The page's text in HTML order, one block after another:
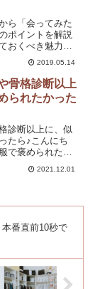
ら「会ってみた
ポイントを解説
おくべき魅力的
紹介し、成功す
2019.05.14
骨格診断以上
られたかった
診断以上に、似
たら♪こんにち
で褒められた
、自信はつく
ますよね♡今回
2021.12.01
番直前10秒で